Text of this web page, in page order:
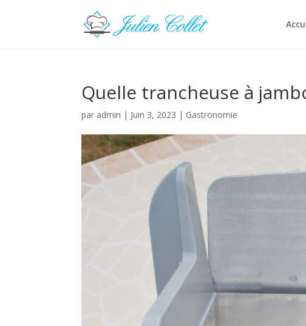
Quelle trancheuse à
par admin | Juin 3, 2023 | Gastronomie